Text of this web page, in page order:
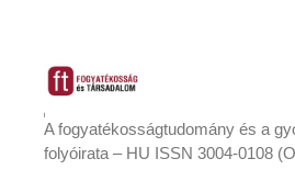
tartalomba
A fogyatékosságtudomány és a
folyóirata – HU ISSN 3004-0108